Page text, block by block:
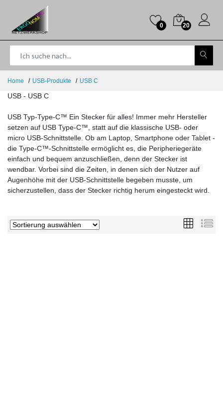
0 20
Home USB-Produkte USB C
USB - USB C
USB Typ-Type-C™ Ein Stecker für alles! Immer mehr Hersteller
setzen auf USB Type-C™, statt auf die klassische USB- oder
micro USB-Schnittstelle. Ob am Laptop, Smartphone oder Tablet -
die Type-C™-Schnittstelle ermöglicht es, die Peripheriegeräte
einfach und bequem anzuschließen, denn der Stecker ist
wendbar. Vorbei sind die Zeiten, in denen sich der Nutzer auf
Augenhöhe mit der USB-Schnittstelle begeben musste, um
sicherzustellen, dass der Stecker richtig herum eingesteckt wird.